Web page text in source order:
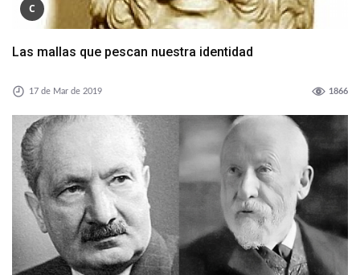
C
Las mallas que pescan nuestra identidad
17 de Mar de 2019 1866